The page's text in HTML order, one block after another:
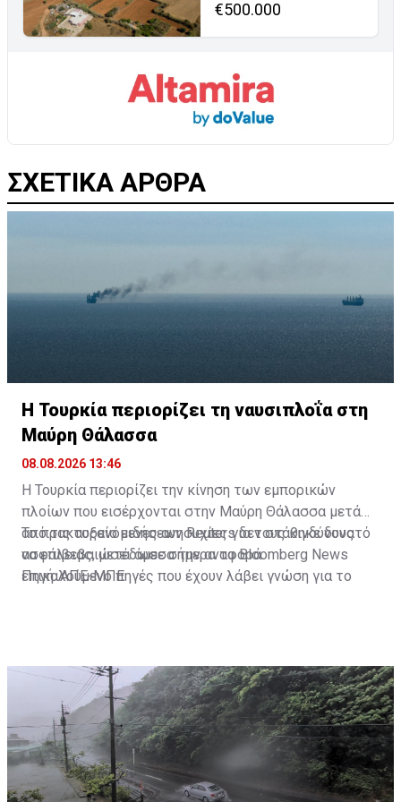
€500.000
ΣΧΕΤΙΚΑ ΑΡΘΡΑ
Η Τουρκία περιορίζει τη ναυσιπλοΐα στη
Μαύρη Θάλασσα
08.08.2026 13:46
Η Τουρκία περιορίζει την κίνηση των εμπορικών
πλοίων που εισέρχονται στην Μαύρη Θάλασσα μετά
από τις αυξανόμενες ανησυχίες για τους κινδύνους
ασφάλειας, μετέδωσε σήμερα το Bloomberg News
επικαλούμενο πηγές που έχουν λάβει γνώση για το
Το πρακτορείο ειδήσεων Reuters δεν στάθηκε δυνατό
να επιβεβαιώσει άμεσα την αναφορά.
Πηγή: ΑΠΕ-ΜΠΕ